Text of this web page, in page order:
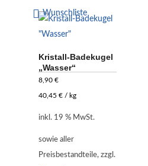
Wunschliste
Kristall-Badekugel
„Wasser“
8,90 €
40,45 €/ kg
inkl. 19 % MwSt.
sowie aller
Preisbestandteile, zzgl.